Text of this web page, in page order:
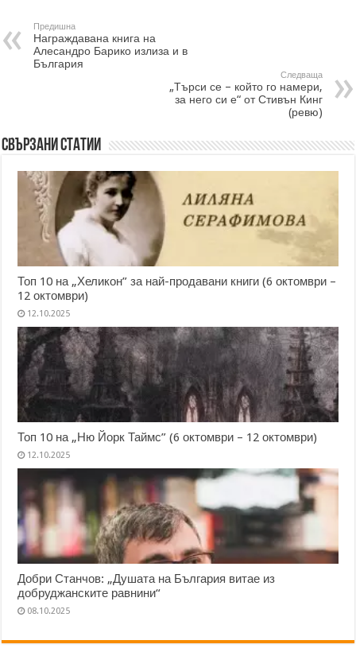
Предишна
Награждавана книга на
Алесандро Барико излиза и в
България
Следваща
„Търси се – който го намери,
за него си е“ от Стивън Кинг
(ревю)
Свързани статии
Топ 10 на „Хеликон” за най-продавани книги (6 октомври –
12 октомври)
12.10.2025
Топ 10 на „Ню Йорк Таймс” (6 октомври – 12 октомври)
12.10.2025
Добри Станчов: „Душата на България витае из
добруджанските равнини“
08.10.2025